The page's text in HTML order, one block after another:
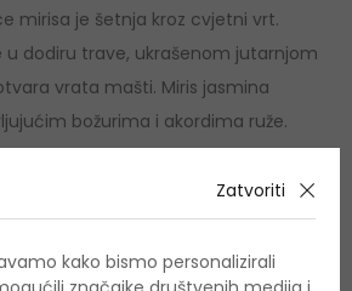
mirisa je šetnja kroz cvjetni vrt.
u dodiru trave, ukrašenom jutarnjom
vrata mašti. Miris jasmina
božurima i akordima ruže.
probude i daju Vam ukusan miris
kombinaciji s pačulijem i senzualnim
Zatvoriti
kako bismo personalizirali